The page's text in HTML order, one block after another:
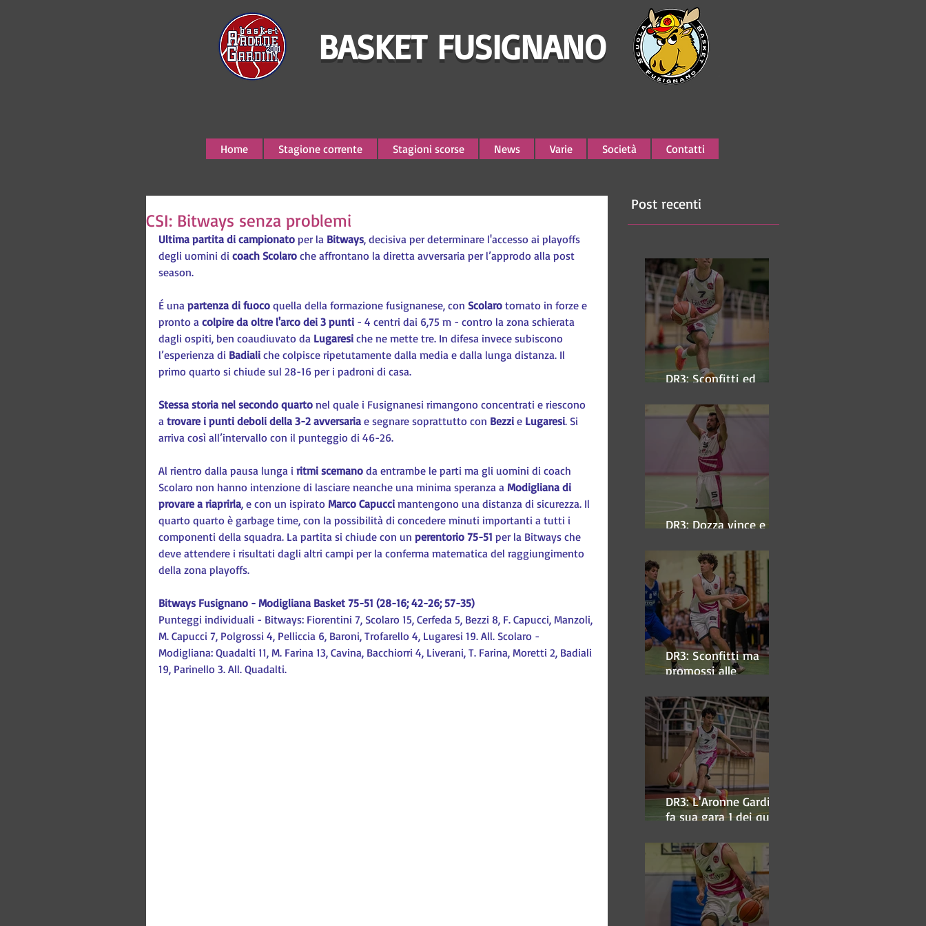
BASKET FUSIGNANO
Home Stagione corrente Stagioni scorse News Varie Società Contatti
CSI: Bitways senza problemi
Ultima partita di campionato per la Bitways, decisiva per determinare l'accesso ai playoffs
degli uomini di coach Scolaro che affrontano la diretta avversaria per l’approdo alla post
season.
É una partenza di fuoco quella della formazione fusignanese, con Scolaro tornato in forze e
pronto a colpire da oltre l'arco dei 3 punti - 4 centri dai 6,75 m - contro la zona schierata
dagli ospiti, ben coaudiuvato da Lugaresi che ne mette tre. In difesa invece subiscono
l’esperienza di Badiali che colpisce ripetutamente dalla media e dalla lunga distanza. Il
primo quarto si chiude sul 28-16 per i padroni di casa.
Stessa storia nel secondo quarto nel quale i Fusignanesi rimangono concentrati e riescono
a trovare i punti deboli della 3-2 avversaria e segnare soprattutto con Bezzi e Lugaresi. Si
arriva così all’intervallo con il punteggio di 46-26.
Al rientro dalla pausa lunga i ritmi scemano da entrambe le parti ma gli uomini di coach
Scolaro non hanno intenzione di lasciare neanche una minima speranza a Modigliana di
provare a riaprirla, e con un ispirato Marco Capucci mantengono una distanza di sicurezza. Il
quarto quarto è garbage time, con la possibilità di concedere minuti importanti a tutti i
componenti della squadra. La partita si chiude con un perentorio 75-51 per la Bitways che
deve attendere i risultati dagli altri campi per la conferma matematica del raggiungimento
della zona playoffs.
Bitways Fusignano - Modigliana Basket 75-51 (28-16; 42-26; 57-35)
Punteggi individuali - Bitways: Fiorentini 7, Scolaro 15, Cerfeda 5, Bezzi 8, F. Capucci, Manzoli,
M. Capucci 7, Polgrossi 4, Pelliccia 6, Baroni, Trofarello 4, Lugaresi 19. All. Scolaro -
Modigliana: Quadalti 11, M. Farina 13, Cavina, Bacchiorri 4, Liverani, T. Farina, Moretti 2, Badiali
19, Parinello 3. All. Quadalti.
Post recenti
DR3: Sconfitti ed
DR3: Dozza vince e
DR3: Sconfitti ma
promossi alle
DR3: L'Aronne Gardini
fa sua gara 1 dei quarti